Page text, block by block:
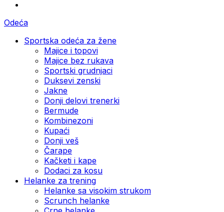
Odeća
Sportska odeća za žene
Majice i topovi
Majice bez rukava
Sportski grudnjaci
Duksevi zenski
Jakne
Donji delovi trenerki
Bermude
Kombinezoni
Kupaći
Donji veš
Čarape
Kačketi i kape
Dodaci za kosu
Helanke za trening
Helanke sa visokim strukom
Scrunch helanke